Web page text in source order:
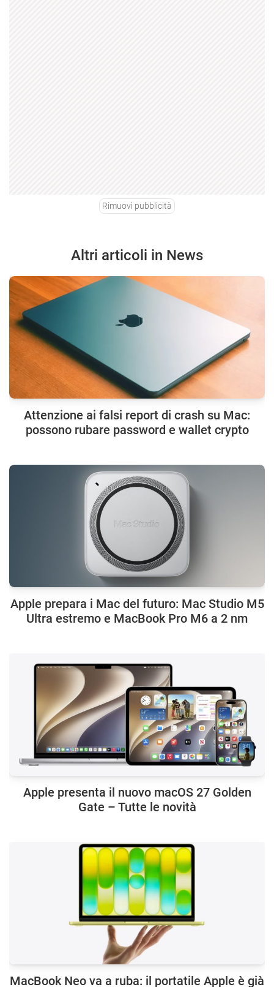
Rimuovi pubblicità
Altri articoli in News
Attenzione ai falsi report di crash su Mac:
possono rubare password e wallet crypto
Apple prepara i Mac del futuro: Mac Studio M5
Ultra estremo e MacBook Pro M6 a 2 nm
Apple presenta il nuovo macOS 27 Golden
Gate – Tutte le novità
MacBook Neo va a ruba: il portatile Apple è già